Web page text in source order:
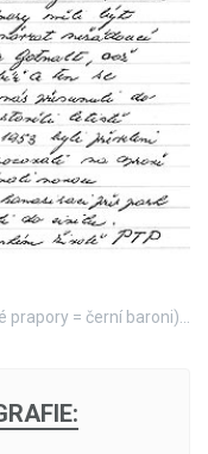
Bývalí příslušníci PTP (pomocné technické prapory = černí baroni), kteří sloužili ve Zdechovicích vzpomínají a vracejí se.